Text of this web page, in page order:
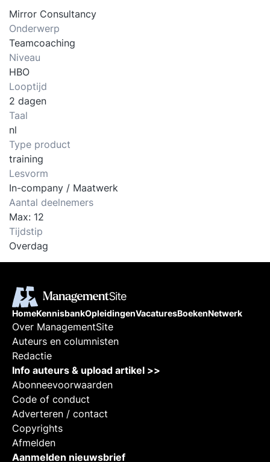
Mirror Consultancy
Onderwerp
Teamcoaching
Niveau
HBO
Looptijd
2 dagen
Taal
nl
Type product
training
Lesvorm
In-company / Maatwerk
Aantal deelnemers
Max: 12
Tijdstip
Overdag
HomeKennisbankOpleidingenVacaturesBoekenNetwerk
Over ManagementSite
Auteurs en columnisten
Redactie
Info auteurs & upload artikel >>
Abonneevoorwaarden
Code of conduct
Adverteren / contact
Copyrights
Afmelden
Aanmelden nieuwsbrief